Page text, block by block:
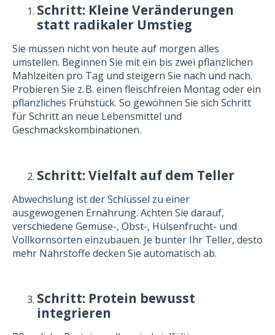
Schritt: Kleine Veränderungen
statt radikaler Umstieg
Sie müssen nicht von heute auf morgen alles
umstellen. Beginnen Sie mit ein bis zwei pflanzlichen
Mahlzeiten pro Tag und steigern Sie nach und nach.
Probieren Sie z. B. einen fleischfreien Montag oder ein
pflanzliches Frühstück. So gewöhnen Sie sich Schritt
für Schritt an neue Lebensmittel und
Geschmackskombinationen.
Schritt: Vielfalt auf dem Teller
Abwechslung ist der Schlüssel zu einer
ausgewogenen Ernährung. Achten Sie darauf,
verschiedene Gemüse-, Obst-, Hülsenfrucht- und
Vollkornsorten einzubauen. Je bunter Ihr Teller, desto
mehr Nährstoffe decken Sie automatisch ab.
Schritt: Protein bewusst
integrieren